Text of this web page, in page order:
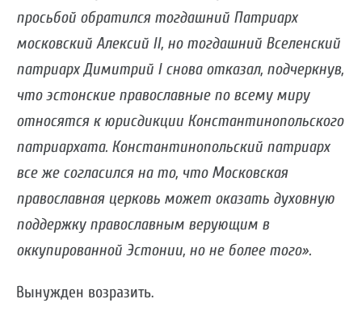
просьбой обратился тогдашний Патриарх
московский Алексий II, но тогдашний Вселенский
патриарх Димитрий I снова отказал, подчеркнув,
что эстонские православные по всему миру
относятся к юрисдикции Константинопольского
патриархата. Константинопольский патриарх
все же согласился на то, что Московская
православная церковь может оказать духовную
поддержку православным верующим в
оккупированной Эстонии, но не более того».
Вынужден возразить.